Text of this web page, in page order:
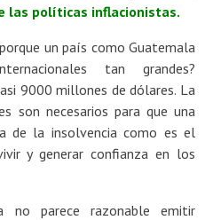
las políticas inflacionistas.
un país como Guatemala
tan grandes?
9000 millones de dólares. La
son necesarios para que una
de la insolvencia como es el
y generar confianza en los
no parece razonable emitir